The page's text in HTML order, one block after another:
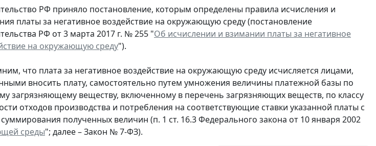
РФ приняло постановление, которым определены правила исчисления и
платы за негативное воздействие на окружающую среду (постановление
РФ от 3 марта 2017 г. № 255 "Об исчислении и взимании платы за негативное
на окружающую среду").
что плата за негативное воздействие на окружающую среду исчисляется лицами,
вносить плату, самостоятельно путем умножения величины платежной базы по
загрязняющему веществу, включенному в перечень загрязняющих веществ, по классу
отходов производства и потребления на соответствующие ставки указанной платы с
полученных величин (п. 1 ст. 16.3 Федерального закона от 10 января 2002
среды"; далее – Закон № 7-ФЗ).